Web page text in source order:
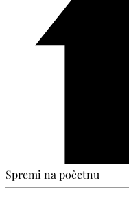
Spremi na početnu